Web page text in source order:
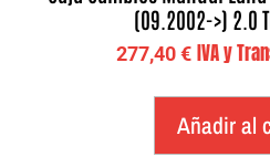
(09.2002->) 2.0
277,40€ IVA y
Añadir al